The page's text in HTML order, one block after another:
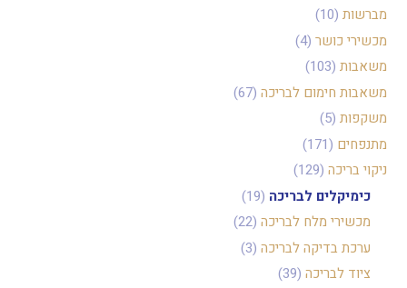
מברשות (10)
מכשירי כושר (4)
משאבות (103)
משאבות חימום לבריכה (67)
משקפות (5)
מתנפחים (171)
ניקוי בריכה (129)
כימיקלים לבריכה (19)
מכשירי מלח לבריכה (22)
ערכת בדיקה לבריכה (3)
ציוד לבריכה (39)